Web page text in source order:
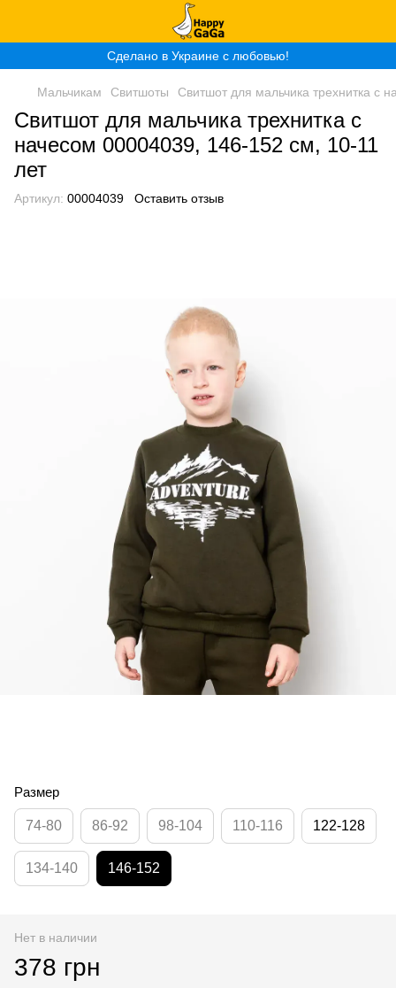
Сделано в Украине с любовью!
Мальчикам Свитшоты Свитшот для мальчика трехнитка с
Свитшот для мальчика трехнитка с
начесом 00004039, 146-152 см, 10-11
лет
Артикул: 00004039 Оставить отзыв
Размер
74-80 86-92 98-104 110-116 122-128
134-140 146-152
Нет в наличии
378 грн